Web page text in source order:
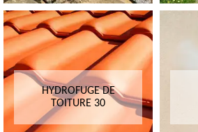
HYDROFUGE DE
TOITURE 30